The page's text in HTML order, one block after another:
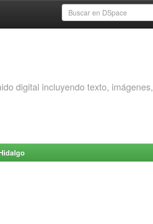
digital incluyendo texto, imágenes,